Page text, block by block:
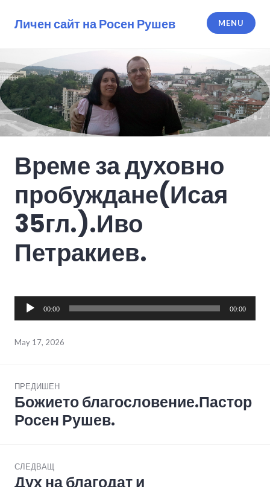
Личен сайт на Росен Рушев MENU
Време за духовно
пробуждане(Исая
35гл.).Иво
Петракиев.
Audio
00:00 00:00
May 17, 2026
navigation
ПРЕДИШЕН
Previous
post:
Божието благословение.Пастор
Росен Рушев.
СЛЕДВАЩ
Next
Дух на благодат и